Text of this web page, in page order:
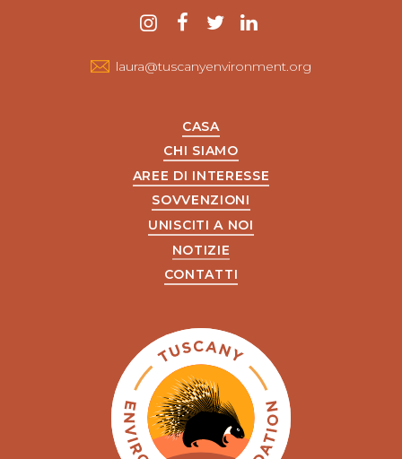
instagram
Facebook
twitter
laura@tuscanyenvironment.org
CASA
CHI SIAMO
AREE DI INTERESSE
SOVVENZIONI
UNISCITI A NOI
NOTIZIE
CONTATTI